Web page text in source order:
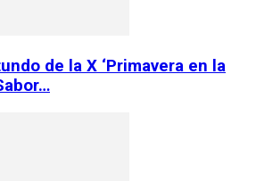
de la X ‘Primavera en la